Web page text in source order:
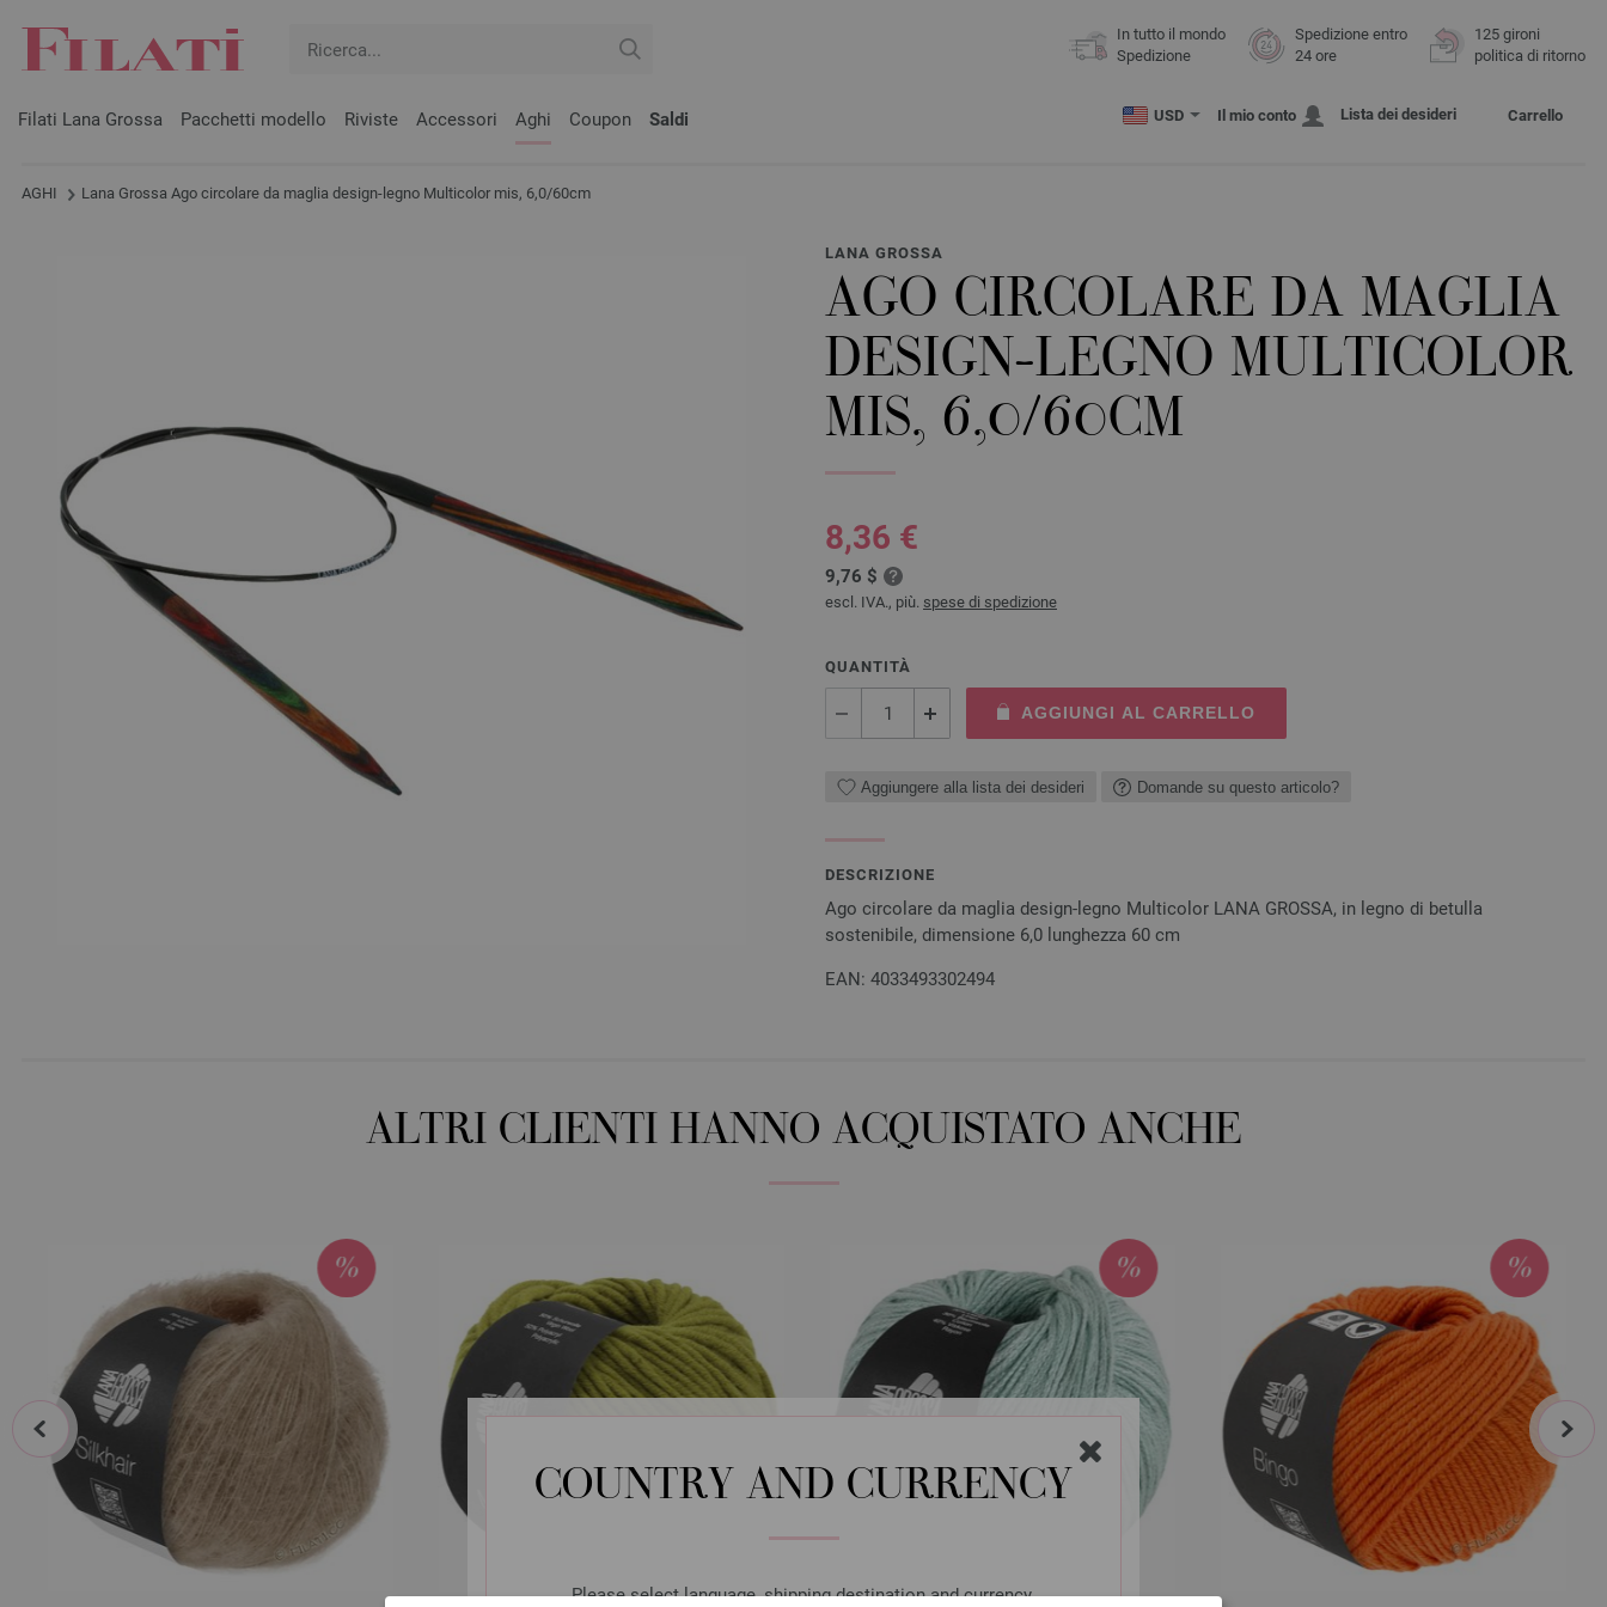
COUNTRY AND CURRENCY
Please select language, shipping destination and currency.
In tutto il mondo
Spedizione
Spedizione entro
24 ore
125 gironi
politica di ritorno
Filati Lana Grossa Pacchetti modello Riviste Accessori Aghi Coupon Saldi USD Il mio conto Lista dei desideri Carrello
AGHI Lana Grossa Ago circolare da maglia design-legno Multicolor mis, 6,0/60cm
LANA GROSSA
AGO CIRCOLARE DA MAGLIA
DESIGN-LEGNO MULTICOLOR
MIS, 6,0/60CM
8,36 €
9,76 $
escl. IVA., più. spese di spedizione
QUANTITÀ
AGGIUNGI AL CARRELLO
Aggiungere alla lista dei desideri Domande su questo articolo?
DESCRIZIONE
Ago circolare da maglia design-legno Multicolor LANA GROSSA, in legno di betulla
sostenibile, dimensione 6,0 lunghezza 60 cm
EAN: 4033493302494
ALTRI CLIENTI HANNO ACQUISTATO ANCHE
prev next